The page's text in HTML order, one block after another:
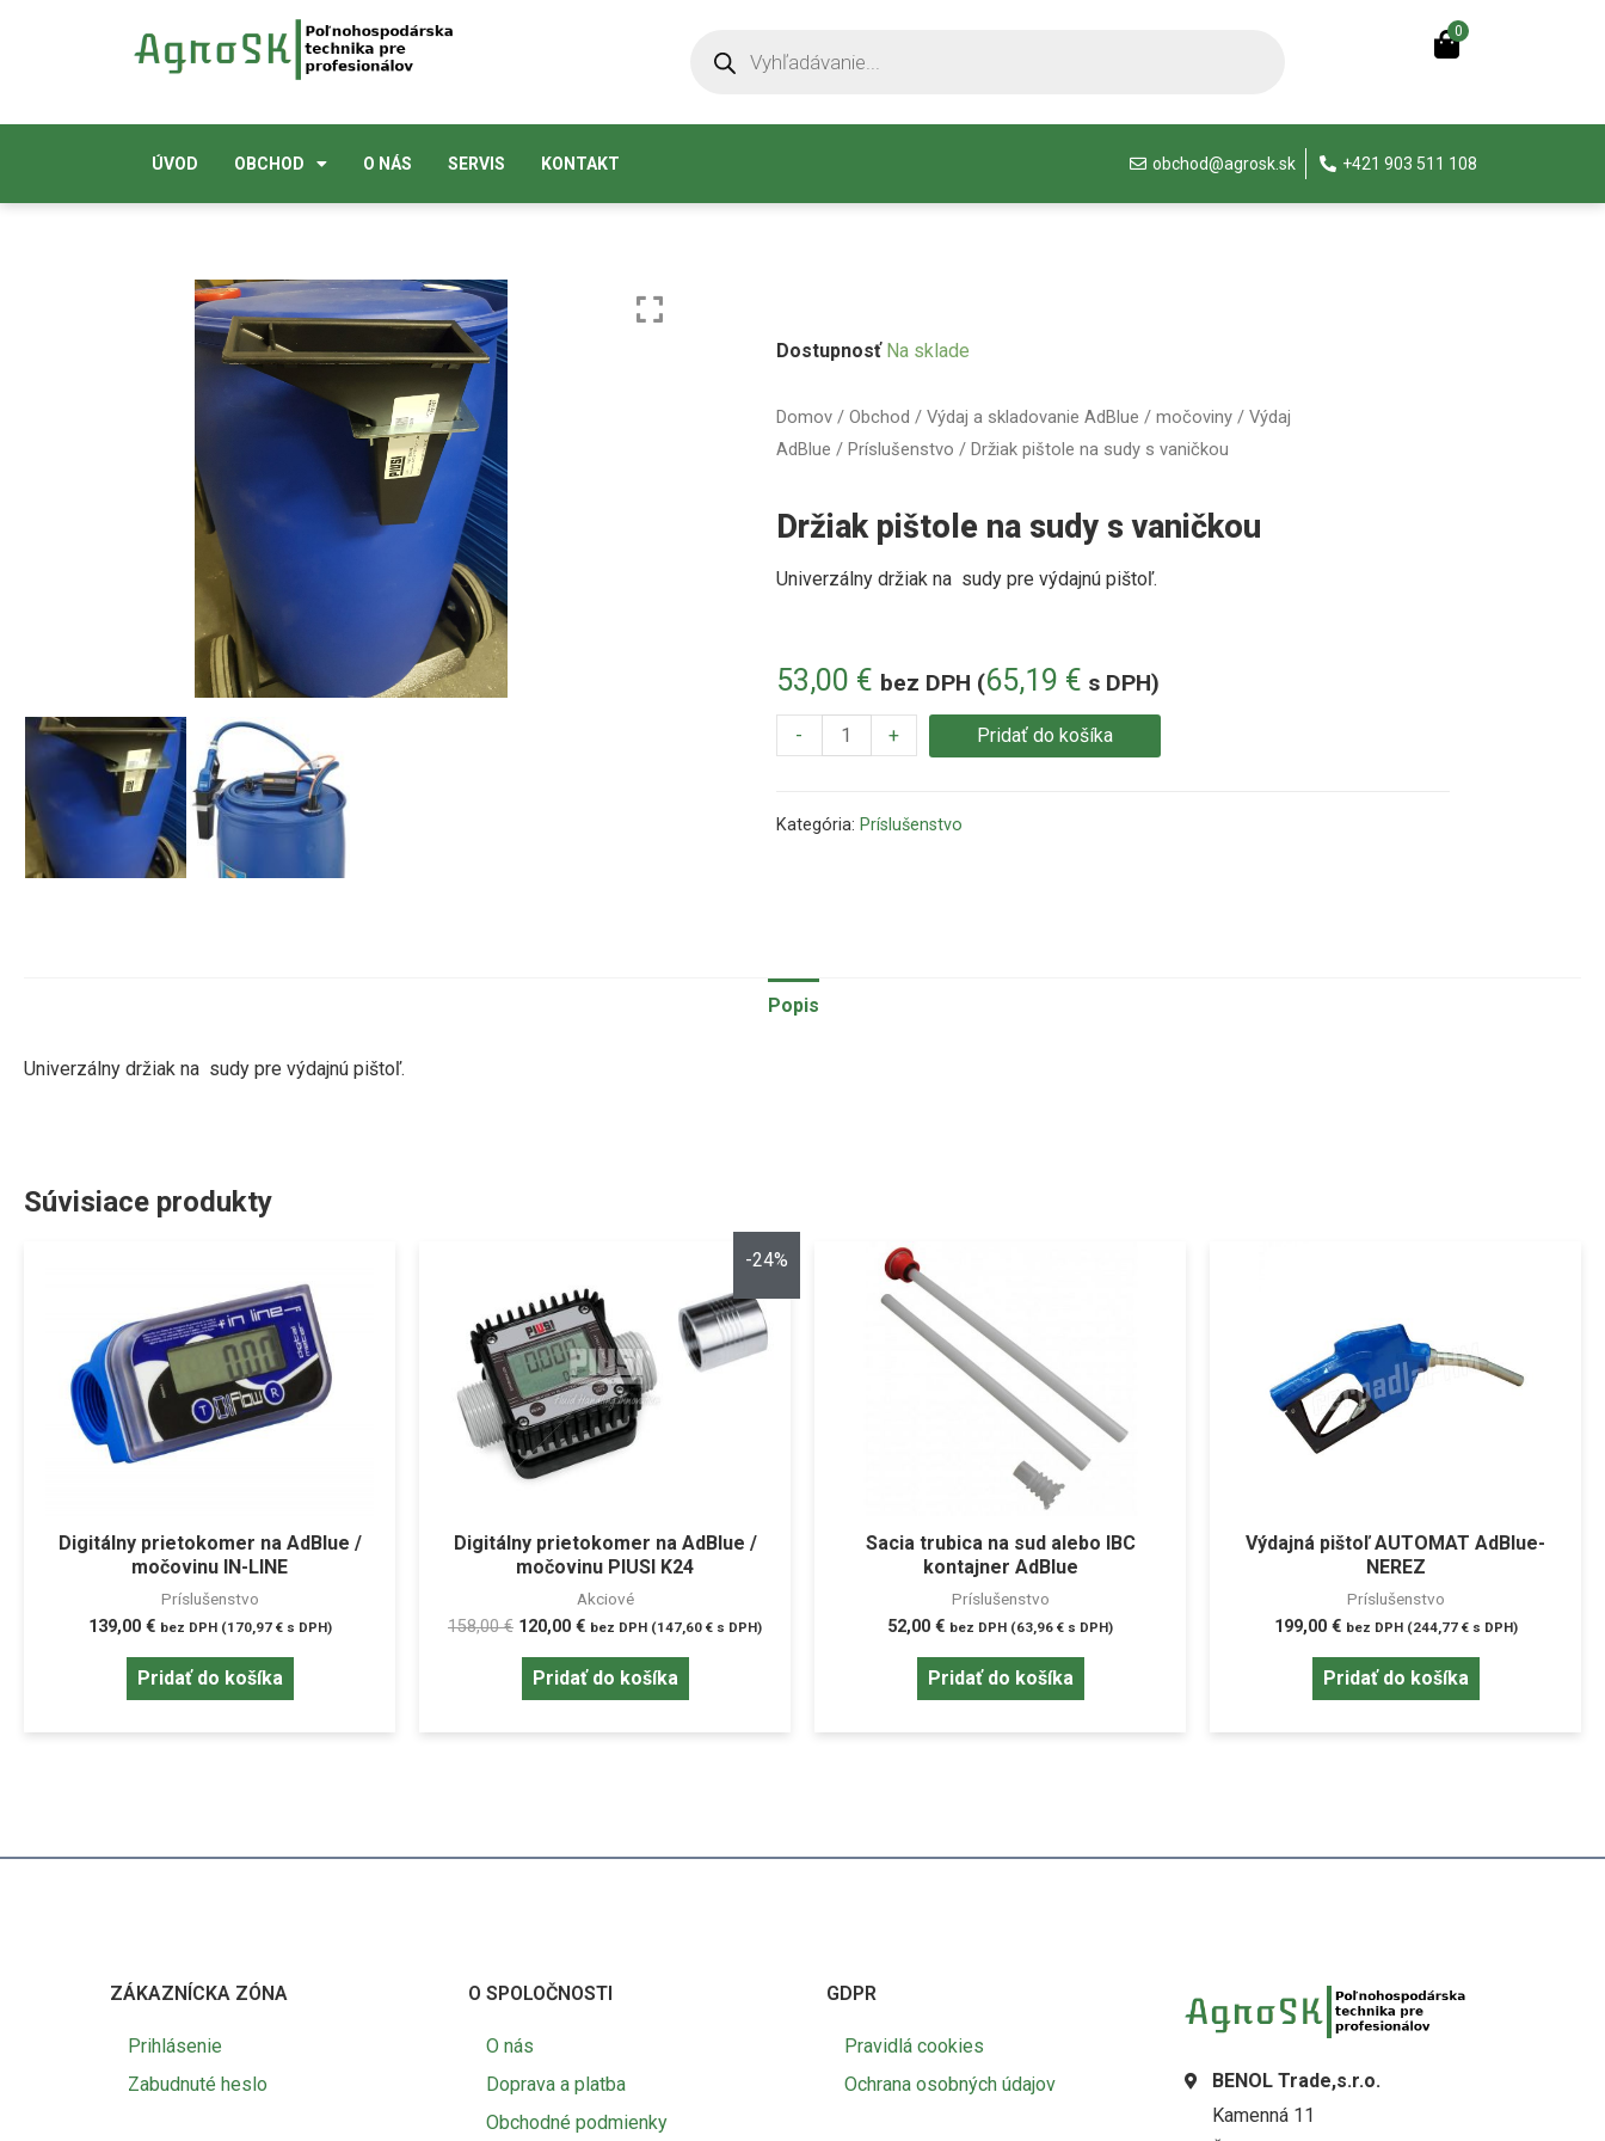
0
ÚVOD OBCHOD O NÁS SERVIS KONTAKT obchod@agrosk.sk +421 903 511 108
Domov/ Obchod / Výdaj a skladovanie AdBlue / močoviny/ Výdaj
AdBlue / Príslušenstvo / Držiak pištole na sudy s vaničkou
Držiak pištole na sudy s vaničkou
53,00 € bez DPH (65,19 € s DPH)
Univerzálny držiak na sudy pre výdajnú pištoľ.
Dostupnosť Na sklade
- + Pridať do košíka
Kategória: Príslušenstvo
Popis
Univerzálny držiak na sudy pre výdajnú pištoľ.
Súvisiace produkty
Digitálny prietokomer na AdBlue /
močovinu IN-LINE
Príslušenstvo
139,00 € bez DPH (170,97 €s DPH)
Pridať do košíka
-24%
Digitálny prietokomer na AdBlue /
močovinu PIUSI K24
Akciové
158,00€ 120,00 € bez DPH (147,60 € s DPH)
Pridať do košíka
Sacia trubica na sud alebo IBC
kontajner AdBlue
Príslušenstvo
52,00 € bez DPH (63,96 € s DPH)
Pridať do košíka
Výdajná pištoľ AUTOMAT AdBlue-
NEREZ
Príslušenstvo
199,00 € bez DPH (244,77 €s DPH)
Pridať do košíka
ZÁKAZNÍCKA ZÓNA
Prihlásenie
Zabudnuté heslo
O SPOLOČNOSTI
O nás
Doprava a platba
Obchodné podmienky
GDPR
Pravidlá cookies
Ochrana osobných údajov
BENOL Trade,s.r.o.
Kamenná 11